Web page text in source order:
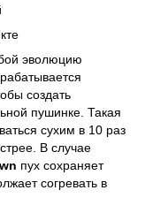
эволюцию
создать
пушинке. Такая
сухим в 10 раз
В случае
пух сохраняет
согревать в